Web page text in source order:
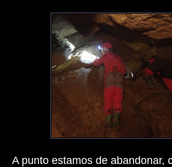
A punto estamos de abandonar,